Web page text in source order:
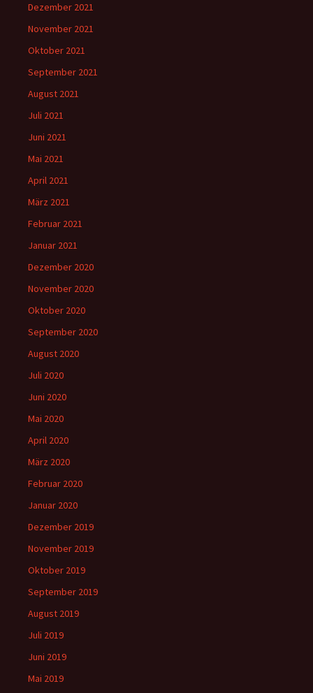
Dezember 2021
November 2021
Oktober 2021
September 2021
August 2021
Juli 2021
Juni 2021
Mai 2021
April 2021
März 2021
Februar 2021
Januar 2021
Dezember 2020
November 2020
Oktober 2020
September 2020
August 2020
Juli 2020
Juni 2020
Mai 2020
April 2020
März 2020
Februar 2020
Januar 2020
Dezember 2019
November 2019
Oktober 2019
September 2019
August 2019
Juli 2019
Juni 2019
Mai 2019